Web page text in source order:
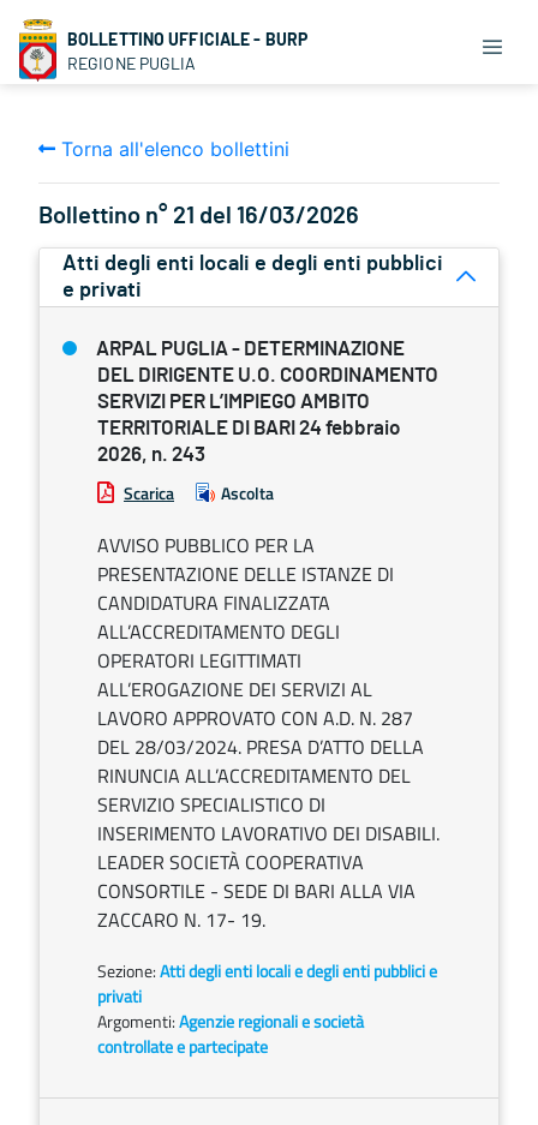
BOLLETTINO UFFICIALE - BURP
REGIONE PUGLIA
Torna all'elenco bollettini
Bollettino n° 21 del 16/03/2026
Atti degli enti locali e degli enti pubblici
e privati
ARPAL PUGLIA - DETERMINAZIONE
DEL DIRIGENTE U.O. COORDINAMENTO
SERVIZI PER L’IMPIEGO AMBITO
TERRITORIALE DI BARI 24 febbraio
2026, n. 243
Scarica Ascolta
AVVISO PUBBLICO PER LA
PRESENTAZIONE DELLE ISTANZE DI
CANDIDATURA FINALIZZATA
ALL’ACCREDITAMENTO DEGLI
OPERATORI LEGITTIMATI
ALL’EROGAZIONE DEI SERVIZI AL
LAVORO APPROVATO CON A.D. N. 287
DEL 28/03/2024. PRESA D’ATTO DELLA
RINUNCIA ALL’ACCREDITAMENTO DEL
SERVIZIO SPECIALISTICO DI
INSERIMENTO LAVORATIVO DEI DISABILI.
LEADER SOCIETÀ COOPERATIVA
CONSORTILE - SEDE DI BARI ALLA VIA
ZACCARO N. 17- 19.
Sezione:Atti degli enti locali e degli enti pubblici e
privati
Argomenti:Agenzie regionali e società
controllate e partecipate